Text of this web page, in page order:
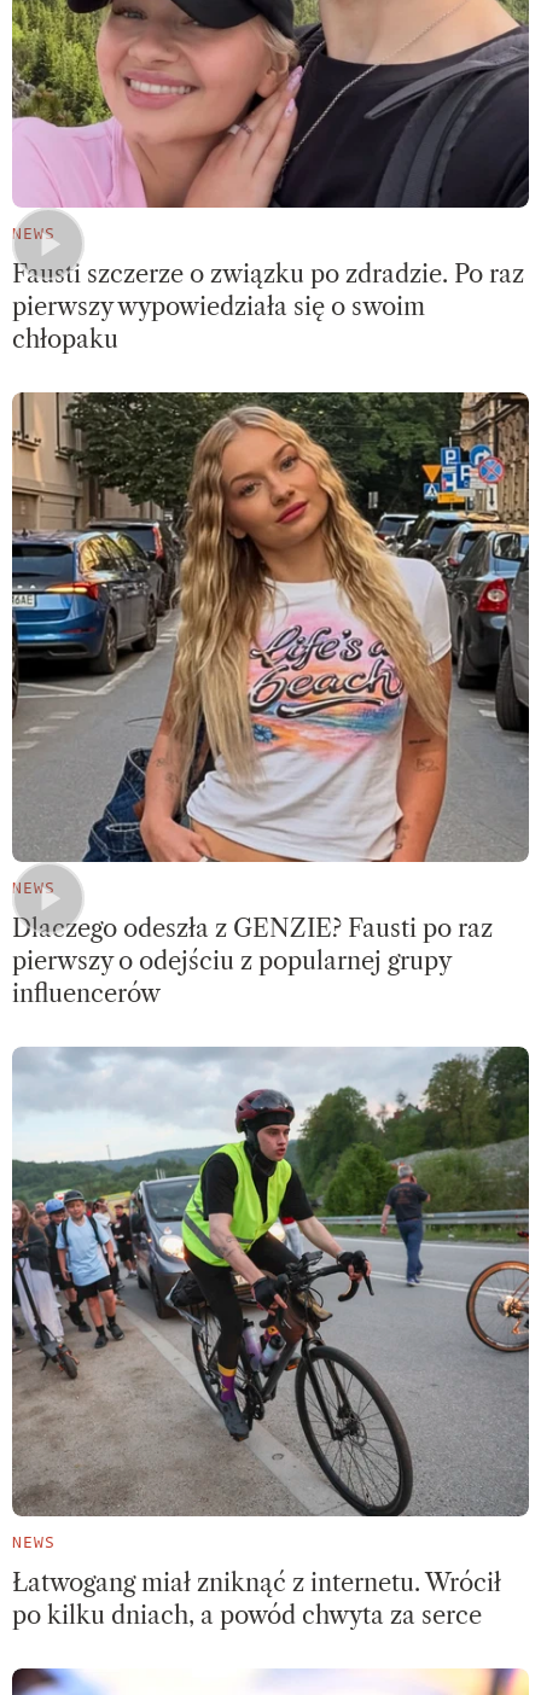
NEWS
Fausti szczerze o związku po zdradzie. Po raz
pierwszy wypowiedziała się o swoim
chłopaku
NEWS
Dlaczego odeszła z GENZIE? Fausti po raz
pierwszy o odejściu z popularnej grupy
influencerów
NEWS
Łatwogang miał zniknąć z internetu. Wrócił
po kilku dniach, a powód chwyta za serce